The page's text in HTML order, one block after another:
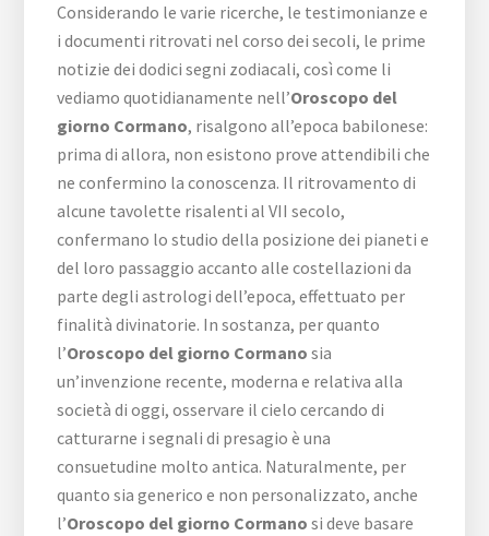
Considerando le varie ricerche, le testimonianze e
i documenti ritrovati nel corso dei secoli, le prime
notizie dei dodici segni zodiacali, così come li
vediamo quotidianamente nell’Oroscopo del
giorno Cormano, risalgono all’epoca babilonese:
prima di allora, non esistono prove attendibili che
ne confermino la conoscenza. Il ritrovamento di
alcune tavolette risalenti al VII secolo,
confermano lo studio della posizione dei pianeti e
del loro passaggio accanto alle costellazioni da
parte degli astrologi dell’epoca, effettuato per
finalità divinatorie. In sostanza, per quanto
l’Oroscopo del giorno Cormano sia
un’invenzione recente, moderna e relativa alla
società di oggi, osservare il cielo cercando di
catturarne i segnali di presagio è una
consuetudine molto antica. Naturalmente, per
quanto sia generico e non personalizzato, anche
l’Oroscopo del giorno Cormano si deve basare